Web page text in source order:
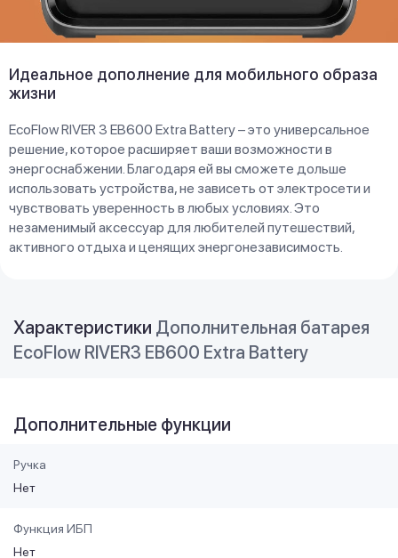
Идеальное дополнение для мобильного образа
жизни
EcoFlow RIVER 3 EB600 Extra Battery – это универсальное
решение, которое расширяет ваши возможности в
энергоснабжении. Благодаря ей вы сможете дольше
использовать устройства, не зависеть от электросети и
чувствовать уверенность в любых условиях. Это
незаменимый аксессуар для любителей путешествий,
активного отдыха и ценящих энергонезависимость.
Характеристики Дополнительная батарея
EcoFlow RIVER3 EB600 Extra Battery
Дополнительные функции
Ручка
Нет
Функция ИБП
Нет